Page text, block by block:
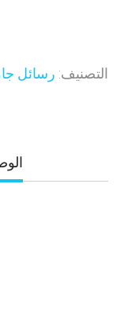
التصنيف: رسائل